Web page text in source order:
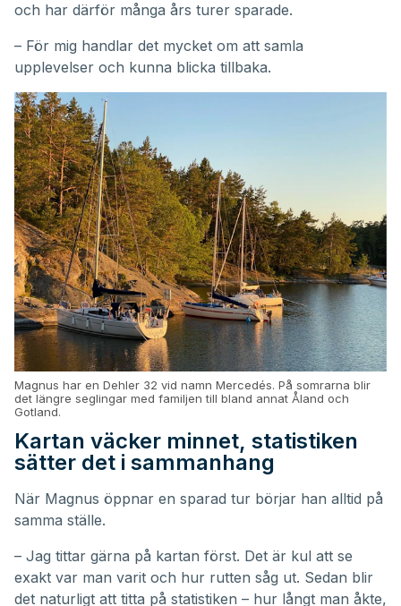
och har därför många års turer sparade.
– För mig handlar det mycket om att samla
upplevelser och kunna blicka tillbaka.
Magnus har en Dehler 32 vid namn Mercedés. På somrarna blir
det längre seglingar med familjen till bland annat Åland och
Gotland.
Kartan väcker minnet, statistiken
sätter det i sammanhang
När Magnus öppnar en sparad tur börjar han alltid på
samma ställe.
– Jag tittar gärna på kartan först. Det är kul att se
exakt var man varit och hur rutten såg ut. Sedan blir
det naturligt att titta på statistiken – hur långt man åkte,